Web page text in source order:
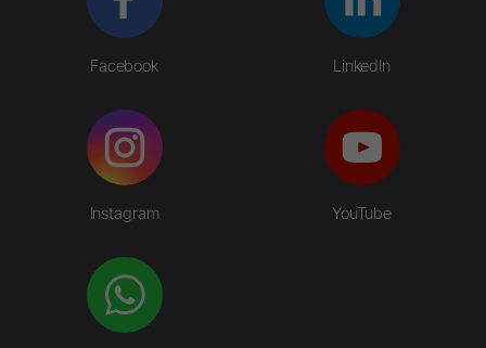
Facebook LinkedIn
Instagram YouTube